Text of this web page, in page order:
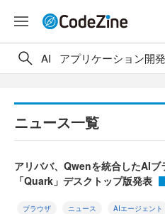
AI アプリケーション開発
ニュース一覧
アリババ、Qwenを統合したAIブ
「Quark」デスクトップ版発表
ブラウザ ニュース AIエージェント